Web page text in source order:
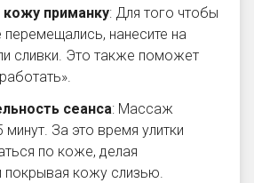
кожу приманку: Для того чтобы
перемещались, нанесите на
сливки. Это также поможет
сеанса: Массаж
минут. За это время улитки
по коже, делая
кожу слизью.